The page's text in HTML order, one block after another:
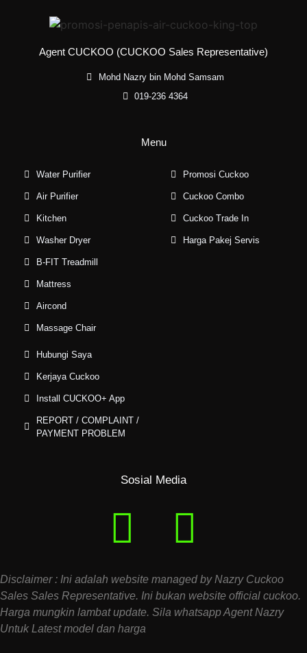
Agent CUCKOO (CUCKOO Sales Representative)
Mohd Nazry bin Mohd Samsam
019-236 4364
Menu
Water Purifier
Air Purifier
Kitchen
Washer Dryer
B-FIT Treadmill
Mattress
Aircond
Massage Chair
Promosi Cuckoo
Cuckoo Combo
Cuckoo Trade In
Harga Pakej Servis
Hubungi Saya
Kerjaya Cuckoo
Install CUCKOO+ App
REPORT / COMPLAINT /
PAYMENT PROBLEM
Sosial Media
Disclaimer : Ini adalah website managed by Nazry Cuckoo
Sales Sales Representative. Ini bukan website official cuckoo.
Harga mungkin lambat update. Sila whatsapp Agent Nazry
Untuk Latest model dan harga